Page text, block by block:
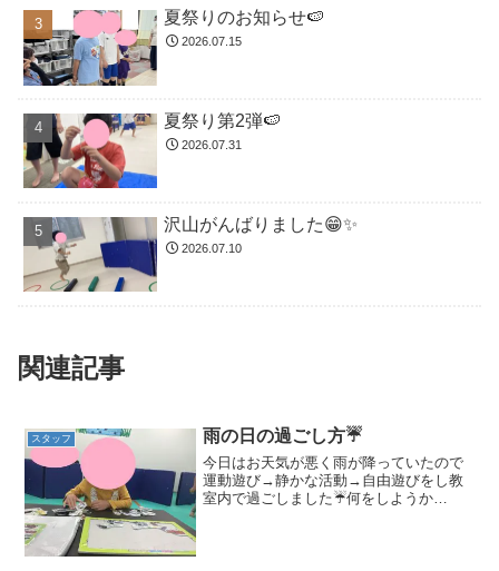
夏祭りのお知らせ🍉
2026.07.15
夏祭り第2弾🍉
2026.07.31
沢山がんばりました😁✨
2026.07.10
関連記事
スタッフ 雨の日の過ごし方☔
今日はお天気が悪く雨が降っていたので
運動遊び→静かな活動→自由遊びをし教
室内で過ごしました☔何をしようか